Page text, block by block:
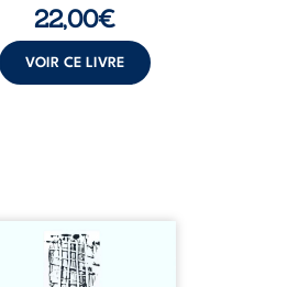
22,00€
VOIR CE LIVRE
nous vraiment libres
de nos actes s’inscrit
une chaîne de causes ? À